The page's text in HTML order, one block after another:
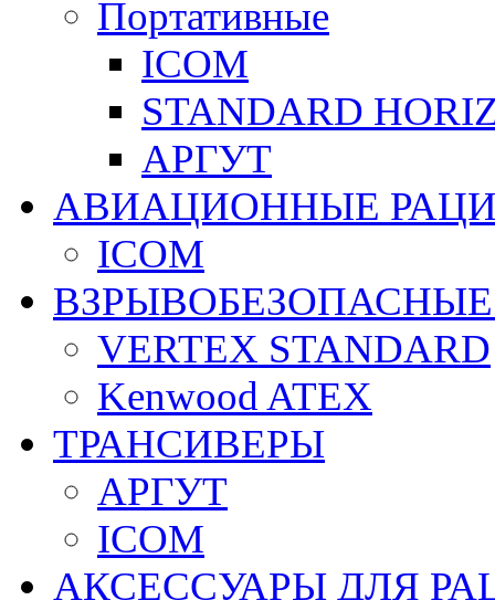
Портативные
ICOM
STANDARD
АРГУТ
АВИАЦИОННЫЕ
ICOM
ВЗРЫВОБЕЗОПАСНЫЕ
VERTEX STANDARD
Kenwood ATEX
ТРАНСИВЕРЫ
АРГУТ
ICOM
АКСЕССУАРЫ ДЛЯ